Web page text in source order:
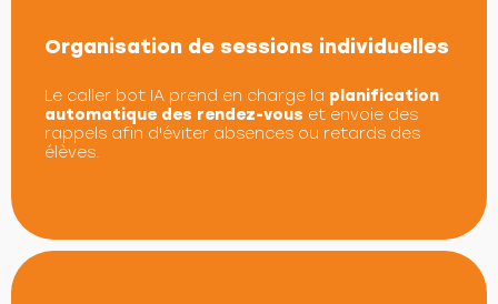
Organisation de sessions individuelles
Le caller bot IA prend en charge la planification
automatique des rendez-vous et envoie des
rappels afin d'éviter absences ou retards des
élèves.